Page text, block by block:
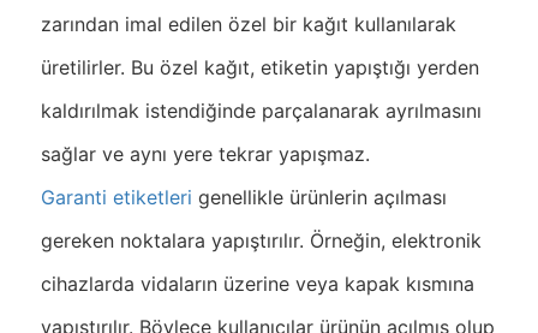
zarından imal edilen özel bir kağıt kullanılarak
üretilirler. Bu özel kağıt, etiketin yapıştığı yerden
kaldırılmak istendiğinde parçalanarak ayrılmasını
sağlar ve aynı yere tekrar yapışmaz.
Garanti etiketleri genellikle ürünlerin açılması
gereken noktalara yapıştırılır. Örneğin, elektronik
cihazlarda vidaların üzerine veya kapak kısmına
yapıştırılır. Böylece kullanıcılar ürünün açılmış olup